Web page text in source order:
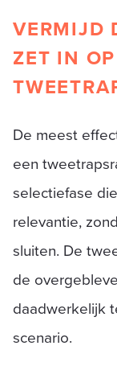
VERMIJD
ZET IN
De meest
een
selectiefase
relevantie,
sluiten. De
de
daadwerkelijk
scenario.